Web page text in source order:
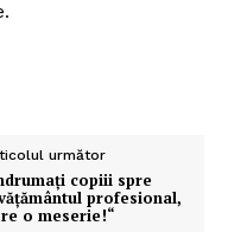
următor
copiii spre
profesional,
o meserie!“